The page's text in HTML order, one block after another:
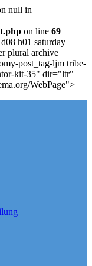
null in
on line 69
h01 saturday
plural archive
post_tag-ljm tribe-
kit-35" dir="ltr"
WebPage">